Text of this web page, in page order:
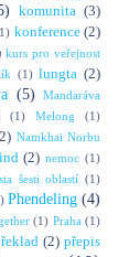
komunita (3)
konference (2)
kurs pro veřejnost
(1) lungta (2)
(5)
Mandaráva
(1) Melong
(1)
Namkhai Norbu
(2) nemoc (1)
šesti oblastí (1)
Phendeling (4)
(1) Praha (1)
(2) přepis